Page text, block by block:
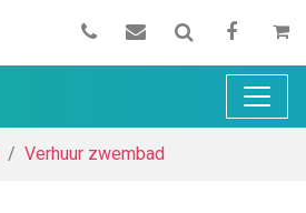
Verhuur zwembad